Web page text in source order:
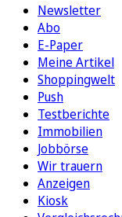
Newsletter
Abo
E-Paper
Meine Artikel
Shoppingwelt
Push
Testberichte
Immobilien
Jobbörse
Wir trauern
Anzeigen
Kiosk